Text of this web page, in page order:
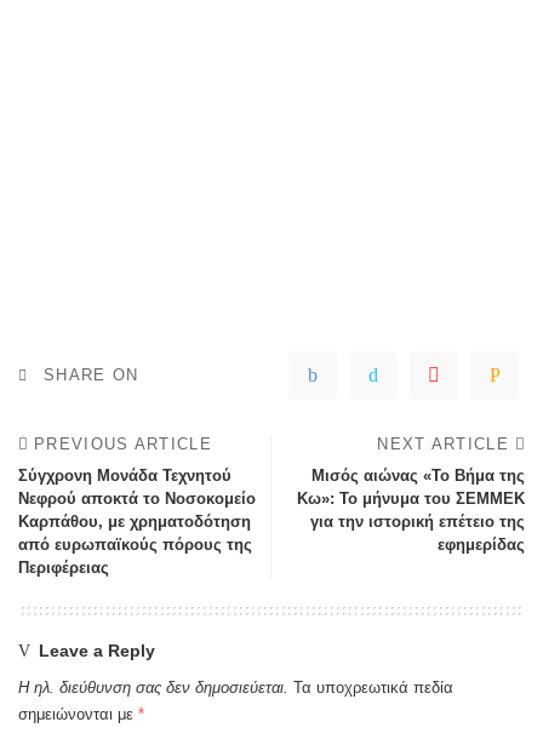
SHARE ON
PREVIOUS ARTICLE
Σύγχρονη Μονάδα Τεχνητού
Νεφρού αποκτά το Νοσοκομείο
Καρπάθου, με χρηματοδότηση
από ευρωπαϊκούς πόρους της
Περιφέρειας
NEXT ARTICLE
Μισός αιώνας «Το Βήμα της
Κω»: Το μήνυμα του ΣΕΜΜΕΚ
για την ιστορική επέτειο της
εφημερίδας
Leave a Reply
Η ηλ. διεύθυνση σας δεν δημοσιεύεται. Τα υποχρεωτικά πεδία
σημειώνονται με *